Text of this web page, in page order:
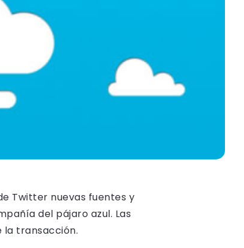
Twitter nuevas fuentes y
del pájaro azul. Las
la transacción.